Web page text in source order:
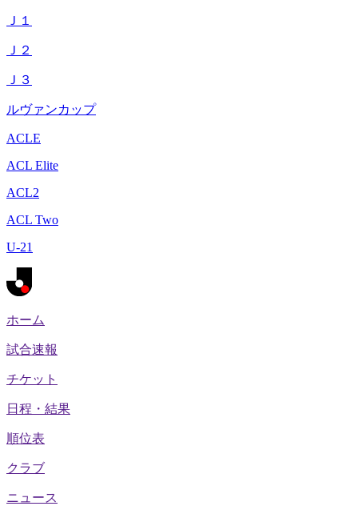
Ｊ１
Ｊ２
Ｊ３
ルヴァンカップ
ACLE
ACL Elite
ACL2
ACL Two
U-21
ホーム
試合速報
チケット
日程・結果
順位表
クラブ
ニュース